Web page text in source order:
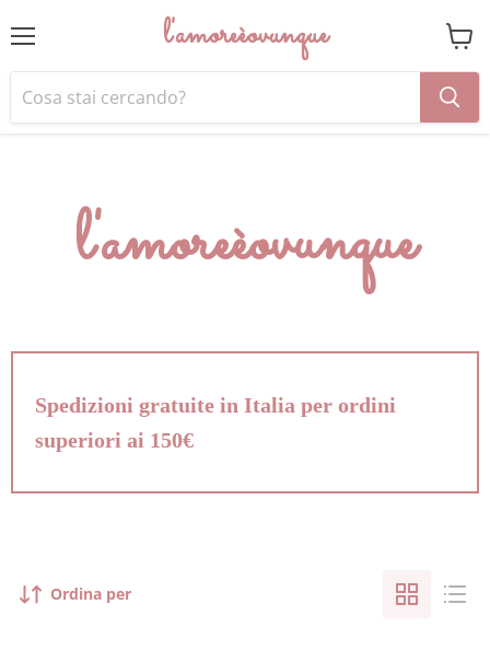
l'amoreèovunque
il
l'amoreèovunque
Spedizioni gratuite in Italia per ordini
superiori ai 150€
Ordina per